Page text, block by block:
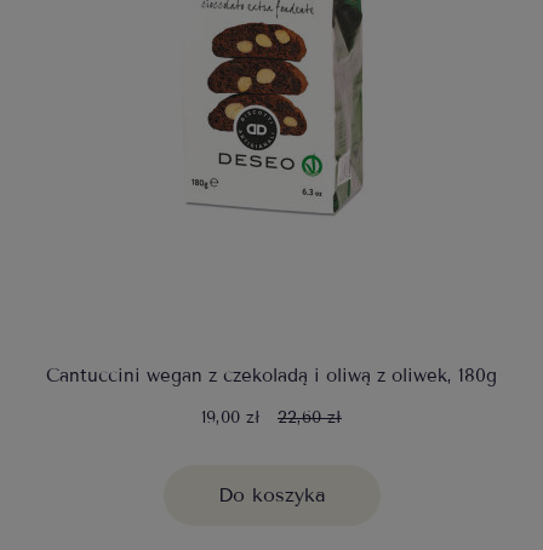
Cantuccini wegan z czekoladą i oliwą z oliwek, 180g
19,00 zł 22,60 zł
Do koszyka